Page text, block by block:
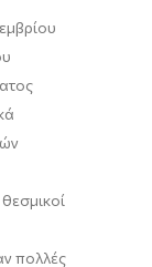
πολλές